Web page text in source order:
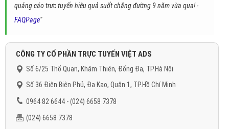
quảng cáo trực tuyến hiệu quả suốt chặng đường 9 năm vừa qua! -
FAQPage"
CÔNG TY CỔ PHẦN TRỰC TUYẾN VIỆT ADS
Số 6/25 Thổ Quan, Khâm Thiên, Đống Đa, TP.Hà Nội
Số 36 Điện Biên Phủ, Đa Kao, Quận 1, TP.Hồ Chí Minh
0964 82 6644 - (024) 6658 7378
(024) 6658 7378